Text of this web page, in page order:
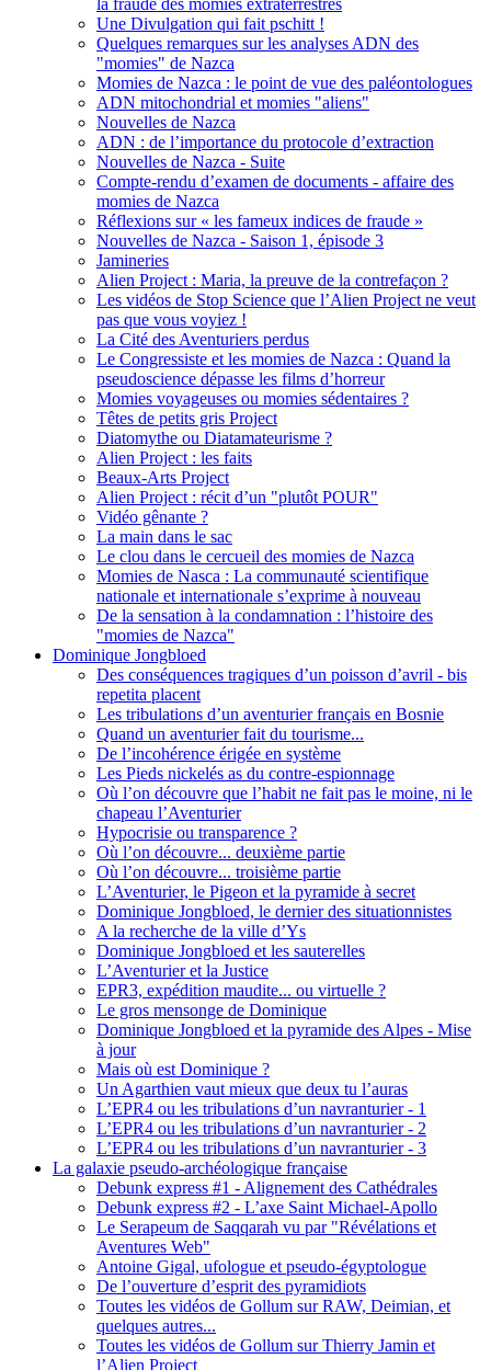
Une Divulgation qui fait pschitt !
Quelques remarques sur les analyses ADN des
"momies" de Nazca
Momies de Nazca : le point de vue des paléontologues
ADN mitochondrial et momies "aliens"
Nouvelles de Nazca
ADN : de l’importance du protocole d’extraction
Nouvelles de Nazca - Suite
Compte-rendu d’examen de documents - affaire des
momies de Nazca
Réflexions sur « les fameux indices de fraude »
Nouvelles de Nazca - Saison 1, épisode 3
Jamineries
Alien Project : Maria, la preuve de la contrefaçon ?
Les vidéos de Stop Science que l’Alien Project ne veut
pas que vous voyiez !
La Cité des Aventuriers perdus
Le Congressiste et les momies de Nazca : Quand la
pseudoscience dépasse les films d’horreur
Momies voyageuses ou momies sédentaires ?
Têtes de petits gris Project
Diatomythe ou Diatamateurisme ?
Alien Project : les faits
Beaux-Arts Project
Alien Project : récit d’un "plutôt POUR"
Vidéo gênante ?
La main dans le sac
Le clou dans le cercueil des momies de Nazca
Momies de Nasca : La communauté scientifique
nationale et internationale s’exprime à nouveau
De la sensation à la condamnation : l’histoire des
"momies de Nazca"
Dominique Jongbloed
Des conséquences tragiques d’un poisson d’avril - bis
repetita placent
Les tribulations d’un aventurier français en Bosnie
Quand un aventurier fait du tourisme...
De l’incohérence érigée en système
Les Pieds nickelés as du contre-espionnage
Où l’on découvre que l’habit ne fait pas le moine, ni le
chapeau l’Aventurier
Hypocrisie ou transparence ?
Où l’on découvre... deuxième partie
Où l’on découvre... troisième partie
L’Aventurier, le Pigeon et la pyramide à secret
Dominique Jongbloed, le dernier des situationnistes
A la recherche de la ville d’Ys
Dominique Jongbloed et les sauterelles
L’Aventurier et la Justice
EPR3, expédition maudite... ou virtuelle ?
Le gros mensonge de Dominique
Dominique Jongbloed et la pyramide des Alpes - Mise
à jour
Mais où est Dominique ?
Un Agarthien vaut mieux que deux tu l’auras
L’EPR4 ou les tribulations d’un navranturier - 1
L’EPR4 ou les tribulations d’un navranturier - 2
L’EPR4 ou les tribulations d’un navranturier - 3
La galaxie pseudo-archéologique française
Debunk express #1 - Alignement des Cathédrales
Debunk express #2 - L’axe Saint Michael-Apollo
Le Serapeum de Saqqarah vu par "Révélations et
Aventures Web"
Antoine Gigal, ufologue et pseudo-égyptologue
De l’ouverture d’esprit des pyramidiots
Toutes les vidéos de Gollum sur RAW, Deimian, et
quelques autres...
Toutes les vidéos de Gollum sur Thierry Jamin et
l’Alien Project